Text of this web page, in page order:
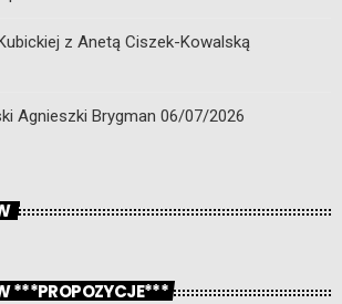
z Anetą Ciszek-Kowalską
Agnieszki Brygman 06/07/2026
***PROPOZYCJE***